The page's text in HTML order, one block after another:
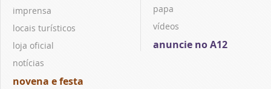
imprensa
locais turísticos
loja oficial
notícias
novena e festa
papa
vídeos
anuncie no A12